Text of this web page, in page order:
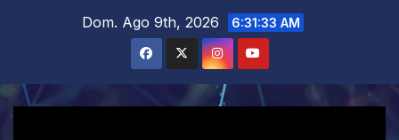
Dom. Ago 9th, 2026 6:31:34 AM